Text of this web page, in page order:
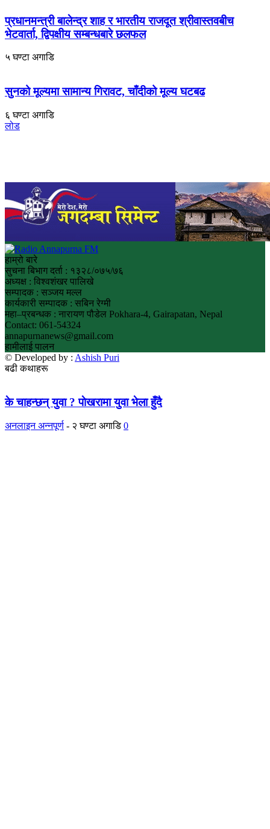
प्रधानमन्त्री बालेन्द्र शाह र भारतीय राजदूत श्रीवास्तवबीच
भेटवार्ता, द्विपक्षीय सम्बन्धबारे छलफल
५ घण्टा अगाडि
सुनको मूल्यमा सामान्य गिरावट, चाँदीको मूल्य घटबढ
६ घण्टा अगाडि
लोड
हाम्रो बारे
सुचना बिभाग दर्ता : १३२८/०७५/७६
अध्यक्ष : विश्वशंखर पालिखे
सम्पादक : सञ्जय मल्ल
कार्यकारी सम्पादक : सबिन रेग्मी
महा–प्रबन्धक : नारायण पौडेल Pokhara-4, Gairapatan, Nepal
Contact: 061-54324
annapurnanews@gmail.com
हामीलाई पालन
© Developed by : Ashish Puri
बढी कथाहरू
के चाहन्छन् युवा ? पाेखरामा युवा भेला हुँदै
अनलाइन अन्नपूर्ण - २ घण्टा अगाडि 0